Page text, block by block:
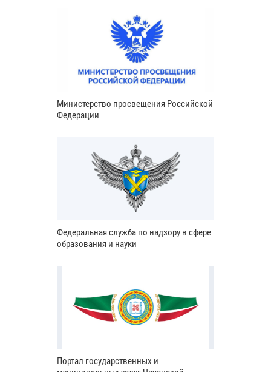
Министерство просвещения Российской
Федерации
Федеральная служба по надзору в сфере
образования и науки
Портал государственных и